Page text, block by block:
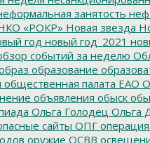
занятость
«РОКР» Новая звезда
год новый год_2021
событий за неделю
образование
общественная палата ЕАО
объявления обыск
Ольга Голодец Ольга
сайты ОПГ
оружие ОСВВ